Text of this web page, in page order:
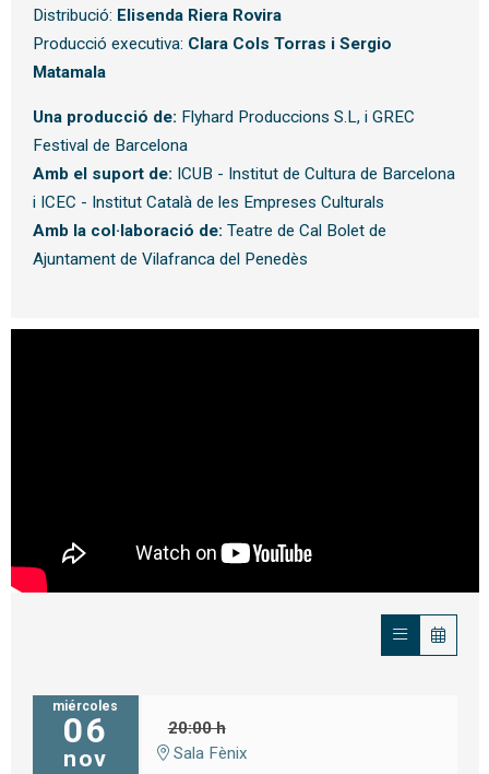
Distribució: Elisenda Riera Rovira
Producció executiva: Clara Cols Torras i Sergio
Matamala
Una producció de: Flyhard Produccions S.L, i GREC
Festival de Barcelona
Amb el suport de: ICUB - Institut de Cultura de Barcelona
i ICEC - Institut Català de les Empreses Culturals
Amb la col·laboració de: Teatre de Cal Bolet de
Ajuntament de Vilafranca del Penedès
miércoles
06
nov
20:00 h
Sala Fènix